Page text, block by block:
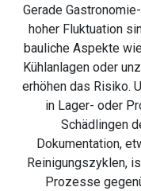
Gerade
hoher Fluktuation
bauliche Aspekte
Kühlanlagen oder
erhöhen das Risiko.
in Lager- oder
Schädlingen
Dokumentation,
Reinigungszyklen,
Prozesse